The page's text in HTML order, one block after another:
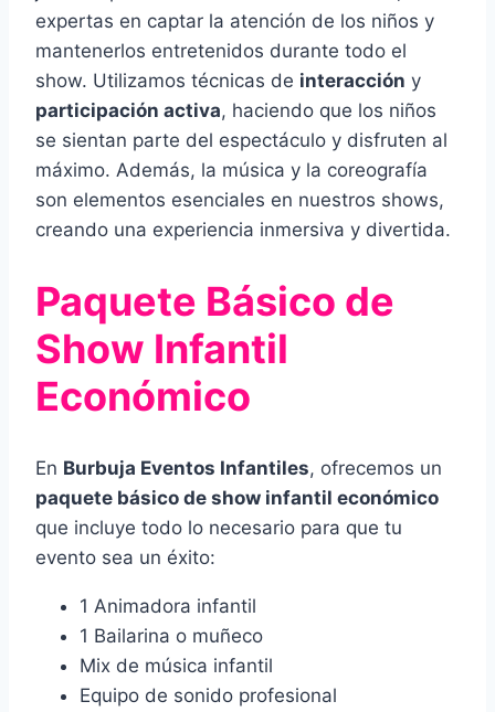
expertas en captar la atención de los niños y
mantenerlos entretenidos durante todo el
show. Utilizamos técnicas de interacción y
participación activa, haciendo que los niños
se sientan parte del espectáculo y disfruten al
máximo. Además, la música y la coreografía
son elementos esenciales en nuestros shows,
creando una experiencia inmersiva y divertida.
Paquete Básico de
Show Infantil
Económico
En Burbuja Eventos Infantiles, ofrecemos un
paquete básico de show infantil económico
que incluye todo lo necesario para que tu
evento sea un éxito:
1 Animadora infantil
1 Bailarina o muñeco
Mix de música infantil
Equipo de sonido profesional